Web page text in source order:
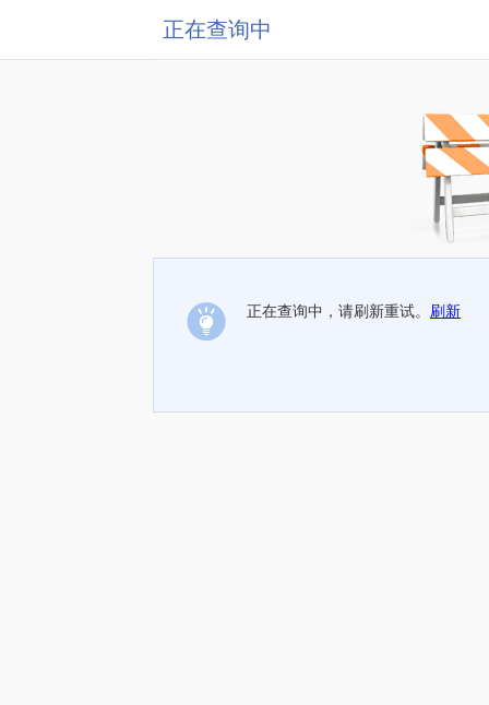
正在查询中
正在查询中，请刷新重试。 刷新